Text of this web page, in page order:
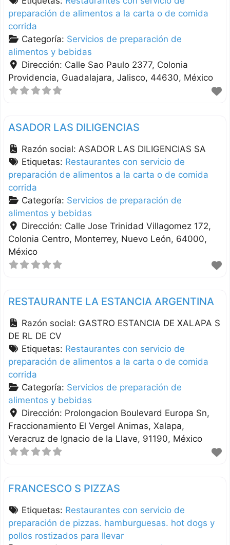
preparación de alimentos a la carta o de comida
corrida
Categoría: Servicios de preparación de
alimentos y bebidas
Dirección: Calle Sao Paulo 2377, Colonia
Providencia Guadalajara Jalisco 44630 México
ASADOR LAS DILIGENCIAS
Razón social: ASADOR LAS DILIGENCIAS SA
Etiquetas: Restaurantes con servicio de
preparación de alimentos a la carta o de comida
corrida
Categoría: Servicios de preparación de
alimentos y bebidas
Dirección: Calle Jose Trinidad Villagomez 172,
Colonia Centro Monterrey Nuevo León 64000
México
RESTAURANTE LA ESTANCIA ARGENTINA
Razón social: GASTRO ESTANCIA DE XALAPA S
DE RL DE CV
Etiquetas: Restaurantes con servicio de
preparación de alimentos a la carta o de comida
corrida
Categoría: Servicios de preparación de
alimentos y bebidas
Dirección: Prolongacion Boulevard Europa Sn,
Fraccionamiento El Vergel Animas Xalapa
Veracruz de Ignacio de la Llave 91190 México
FRANCESCO S PIZZAS
Etiquetas: Restaurantes con servicio de
preparación de pizzas. hamburguesas. hot dogs y
pollos rostizados para llevar